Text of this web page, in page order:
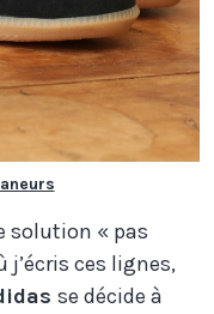
solution « pas
j’écris ces lignes,
se décide à